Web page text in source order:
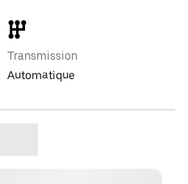
Transmission
Automatique